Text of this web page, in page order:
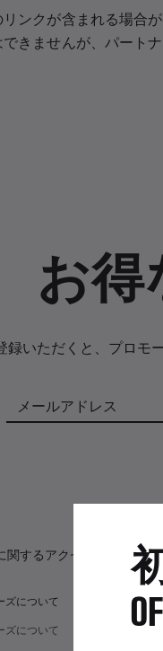
ンクが含まれる場合
きませんが、パート
お得
録いただくと、プロモ
メールアドレス
するアクセシビリティ声
ズについて
ズについて